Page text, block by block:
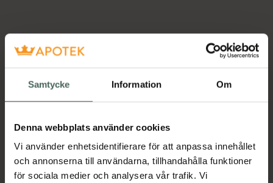
Samtycke Information Om
Denna webbplats använder cookies
Vi använder enhetsidentifierare för att anpassa innehållet
och annonserna till användarna, tillhandahålla funktioner
för sociala medier och analysera vår trafik. Vi